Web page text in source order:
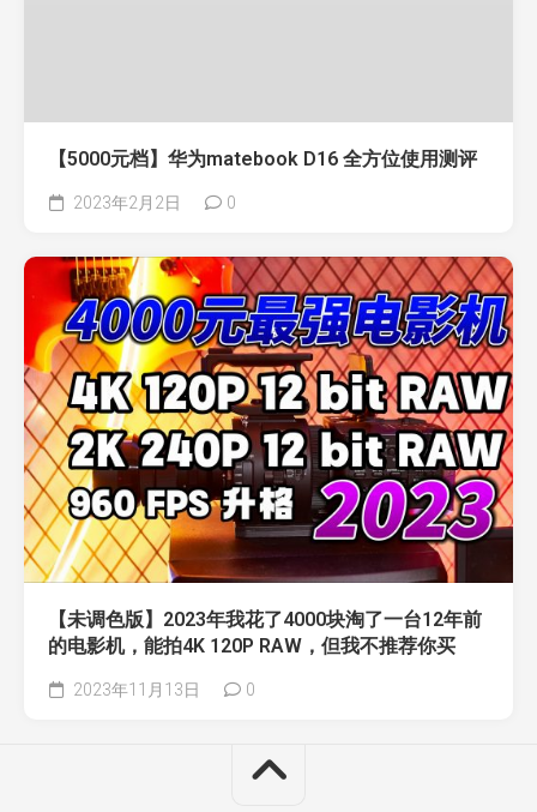
【5000元档】华为matebook D16 全方位使用测评
2023年2月2日 0
【未调色版】2023年我花了4000块淘了一台12年前
的电影机，能拍4K 120P RAW，但我不推荐你买
2023年11月13日 0